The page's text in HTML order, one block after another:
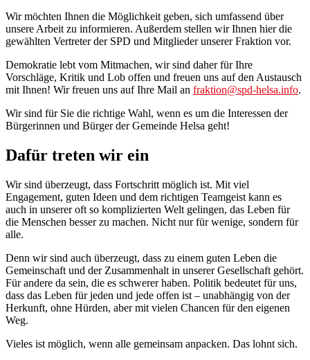
Wir möchten Ihnen die Möglichkeit geben, sich umfassend über
unsere Arbeit zu informieren. Außerdem stellen wir Ihnen hier die
gewählten Vertreter der SPD und Mitglieder unserer Fraktion vor.
Demokratie lebt vom Mitmachen, wir sind daher für Ihre
Vorschläge, Kritik und Lob offen und freuen uns auf den Austausch
mit Ihnen! Wir freuen uns auf Ihre Mail an fraktion@spd-helsa.info.
Wir sind für Sie die richtige Wahl, wenn es um die Interessen der
Bürgerinnen und Bürger der Gemeinde Helsa geht!
Dafür treten wir ein
Wir sind überzeugt, dass Fortschritt möglich ist. Mit viel
Engagement, guten Ideen und dem richtigen Teamgeist kann es
auch in unserer oft so komplizierten Welt gelingen, das Leben für
die Menschen besser zu machen. Nicht nur für wenige, sondern für
alle.
Denn wir sind auch überzeugt, dass zu einem guten Leben die
Gemeinschaft und der Zusammenhalt in unserer Gesellschaft gehört.
Für andere da sein, die es schwerer haben. Politik bedeutet für uns,
dass das Leben für jeden und jede offen ist – unabhängig von der
Herkunft, ohne Hürden, aber mit vielen Chancen für den eigenen
Weg.
Vieles ist möglich, wenn alle gemeinsam anpacken. Das lohnt sich.